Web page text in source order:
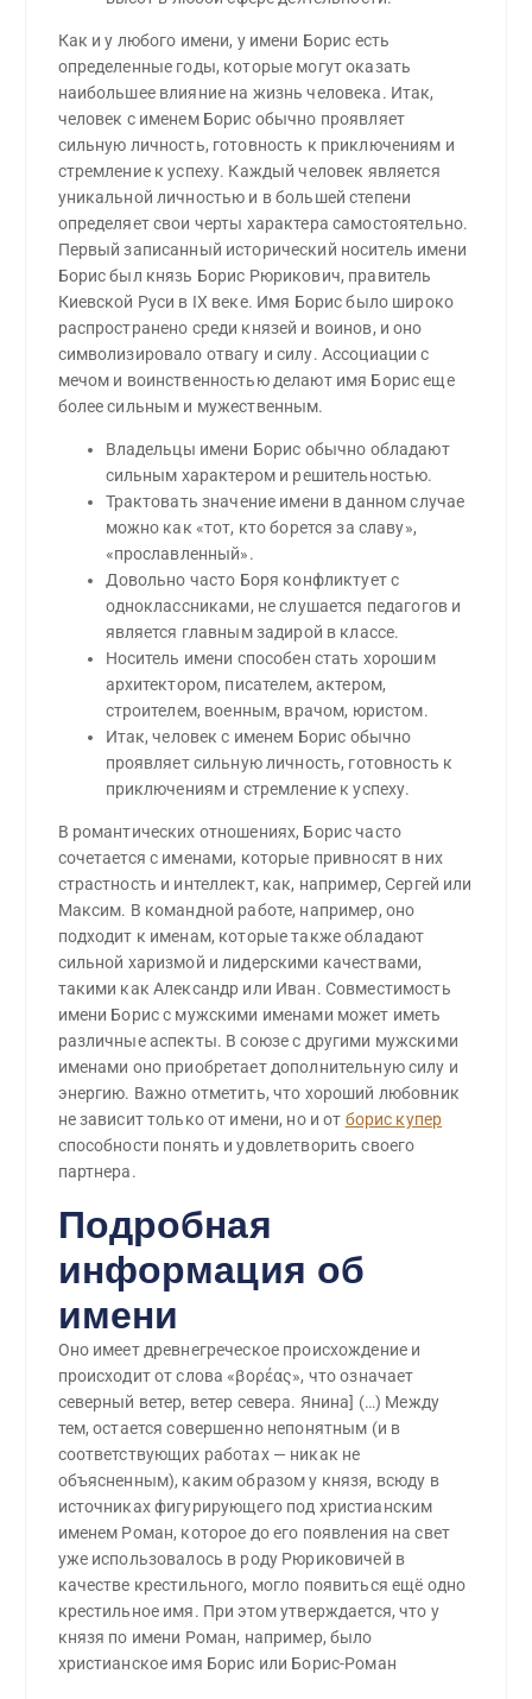
Как и у любого имени, у имени Борис есть
определенные годы, которые могут оказать
наибольшее влияние на жизнь человека. Итак,
человек с именем Борис обычно проявляет
сильную личность, готовность к приключениям и
стремление к успеху. Каждый человек является
уникальной личностью и в большей степени
определяет свои черты характера самостоятельно.
Первый записанный исторический носитель имени
Борис был князь Борис Рюрикович, правитель
Киевской Руси в IX веке. Имя Борис было широко
распространено среди князей и воинов, и оно
символизировало отвагу и силу. Ассоциации с
мечом и воинственностью делают имя Борис еще
более сильным и мужественным.
Владельцы имени Борис обычно обладают
сильным характером и решительностью.
Трактовать значение имени в данном случае
можно как «тот, кто борется за славу»,
«прославленный».
Довольно часто Боря конфликтует с
одноклассниками, не слушается педагогов и
является главным задирой в классе.
Носитель имени способен стать хорошим
архитектором, писателем, актером,
строителем, военным, врачом, юристом.
Итак, человек с именем Борис обычно
проявляет сильную личность, готовность к
приключениям и стремление к успеху.
В романтических отношениях, Борис часто
сочетается с именами, которые привносят в них
страстность и интеллект, как, например, Сергей или
Максим. В командной работе, например, оно
подходит к именам, которые также обладают
сильной харизмой и лидерскими качествами,
такими как Александр или Иван. Совместимость
имени Борис с мужскими именами может иметь
различные аспекты. В союзе с другими мужскими
именами оно приобретает дополнительную силу и
энергию. Важно отметить, что хороший любовник
не зависит только от имени, но и от борис купер
способности понять и удовлетворить своего
партнера.
Подробная
информация об
имени
Оно имеет древнегреческое происхождение и
происходит от слова «βορέας», что означает
северный ветер, ветер севера. Янина] (…) Между
тем, остается совершенно непонятным (и в
соответствующих работах — никак не
объясненным), каким образом у князя, всюду в
источниках фигурирующего под христианским
именем Роман, которое до его появления на свет
уже использовалось в роду Рюриковичей в
качестве крестильного, могло появиться ещё одно
крестильное имя. При этом утверждается, что у
князя по имени Роман, например, было
христианское имя Борис или Борис-Роман